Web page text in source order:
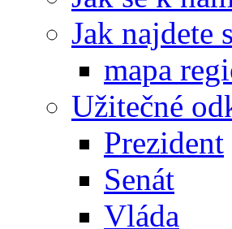
Jak najdete
mapa
Užitečné
Prezident
Senát
Vláda